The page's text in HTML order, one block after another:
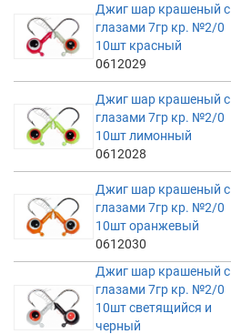
Джиг шар крашеный с
глазами 7гр кр. №2/0
10шт красный
0612029
Джиг шар крашеный с
глазами 7гр кр. №2/0
10шт лимонный
0612028
Джиг шар крашеный с
глазами 7гр кр. №2/0
10шт оранжевый
0612030
Джиг шар крашеный с
глазами 7гр кр. №2/0
10шт светящийся и
черный